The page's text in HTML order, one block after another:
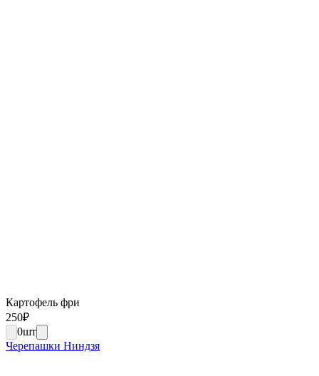
Картофель фри
250₽
0шт
Черепашки Ниндзя